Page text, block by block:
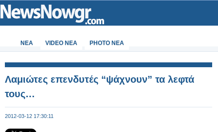
ΝΕΑ VIDEO NEA PHOTO NEA
Λαμιώτες επενδυτές “ψάχνουν” τα λεφτά
τους…
2012-03-12 17:30:11